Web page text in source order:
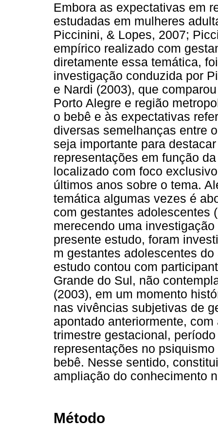
Embora as expectativas em
estudadas em mulheres
Piccinini, & Lopes, 2007;
empírico realizado com
diretamente essa temática,
investigação conduzida por
e Nardi (2003), que
Porto Alegre e região
o bebê e às expectativas
diversas semelhanças entre
seja importante para
representações em função
localizado com foco
últimos anos sobre o tema.
temática algumas vezes é
com gestantes adolescentes
merecendo uma
presente estudo, foram
m gestantes adolescentes
estudo contou com
Grande do Sul, não
(2003), em um momento
nas vivências subjetivas de
apontado anteriormente,
trimestre gestacional,
representações no
bebê. Nesse sentido,
ampliação do conhecimento
Método